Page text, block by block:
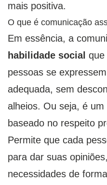
mais positiva.
O que é comunicação
Em essência, a
habilidade social que
pessoas se
adequada, sem
alheios. Ou seja, é
baseado no respeito
Permite que cada
para dar suas
necessidades de